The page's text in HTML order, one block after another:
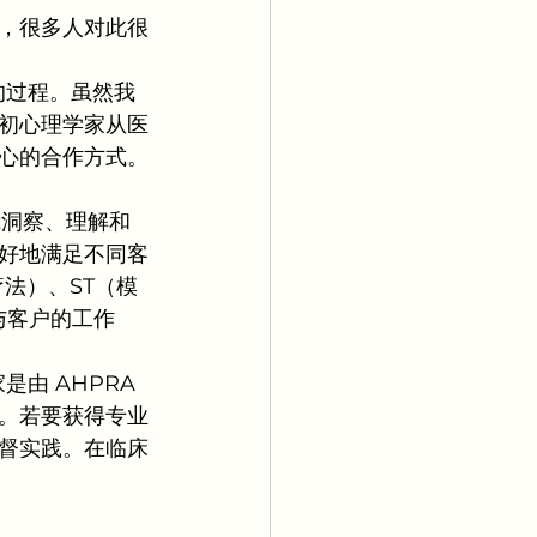
很多人对此很
程。虽然我
心理学家从医
的合作方式。
察、理解和
地满足不同客
）、ST（模
客户的工作
由 AHPRA
若要获得专业
实践。在临床